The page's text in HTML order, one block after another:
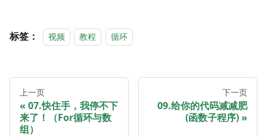
标签： 视频 教程 循环
上一页
07.快住手，我停不下
来了！（For循环与数
组）
下一页
09.给你的代码减减肥
(函数子程序)